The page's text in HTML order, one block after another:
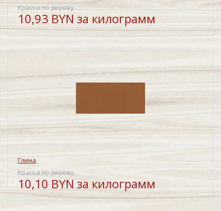
Краска по дереву
10,93 BYN за килограмм
Глина
Краска по дереву
10,10 BYN за килограмм